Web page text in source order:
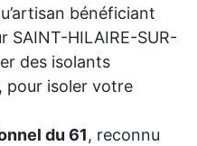
bénéficiant
SAINT-HILAIRE-SUR-
des isolants
pour isoler votre
du 61, reconnu